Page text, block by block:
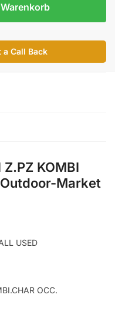
a Call Back
Z.PZ KOMBI
Market
USED
OCC.